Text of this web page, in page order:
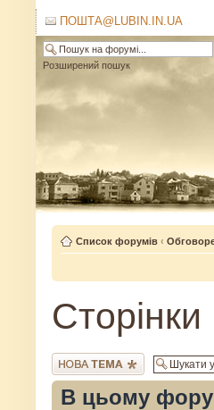
ПОШТА@LUBIN.IN.UA
Розширений пошук
Список форумів ‹
Сторінки
Створити нову тему
В цьому